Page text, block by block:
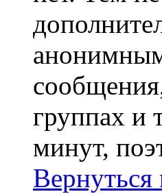
группах и
минут,
Вернуться